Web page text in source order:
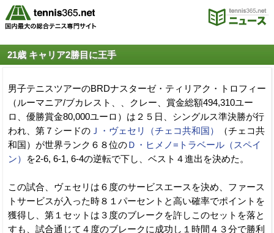
21歳 キャリア2勝目に王手
男子テニスツアーのBRDナスターゼ・ティリアク・トロフィー
（ルーマニア/ブカレスト、、クレー、賞金総額494,310ユー
ロ、優勝賞金80,000ユーロ）は２５日、シングルス準決勝が行
われ、第７シードの Ｊ・ヴェセリ（チェコ共和国）
（チェコ共
和国）が世界ランク６８位のＤ・ヒメノ=トラベール（スペイ
ン）
を2-6, 6-1, 6-4の逆転で下し、ベスト４進出を決めた。
この試合、ヴェセリは６度のサービスエースを決め、ファース
トサービスが入った時８１パーセントと高い確率でポイントを
獲得し、第１セットは３度のブレークを許しこのセットを落と
すも、試合通じて４度のブレークに成功し１時間４３分で勝利